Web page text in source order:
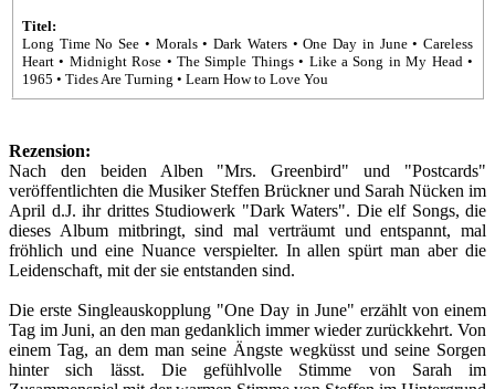
Titel:
Long Time No See • Morals • Dark Waters • One Day in June • Careless
Heart • Midnight Rose • The Simple Things • Like a Song in My Head •
1965 • Tides Are Turning • Learn How to Love You
Rezension:
Nach den beiden Alben "Mrs. Greenbird" und "Postcards"
veröffentlichten die Musiker Steffen Brückner und Sarah Nücken im
April d.J. ihr drittes Studiowerk "Dark Waters". Die elf Songs, die
dieses Album mitbringt, sind mal verträumt und entspannt, mal
fröhlich und eine Nuance verspielter. In allen spürt man aber die
Leidenschaft, mit der sie entstanden sind.
Die erste Singleauskopplung "One Day in June" erzählt von einem
Tag im Juni, an den man gedanklich immer wieder zurückkehrt. Von
einem Tag, an dem man seine Ängste wegküsst und seine Sorgen
hinter sich lässt. Die gefühlvolle Stimme von Sarah im